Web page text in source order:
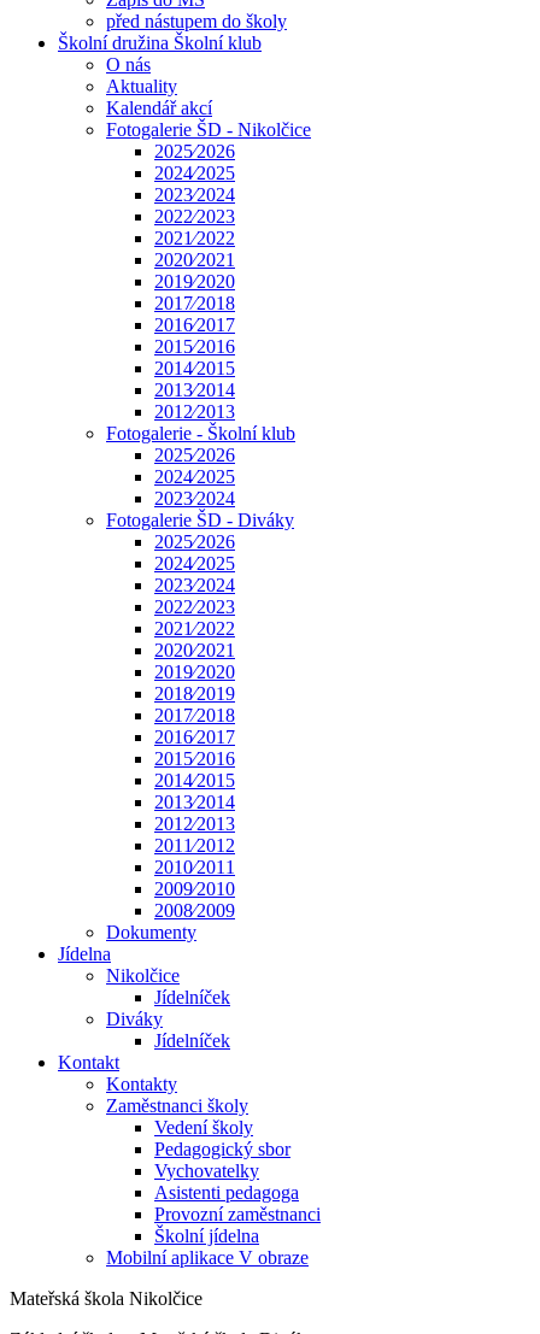
před nástupem do školy
Školní družina Školní klub
O nás
Aktuality
Kalendář akcí
Fotogalerie ŠD - Nikolčice
2025⁄2026
2024⁄2025
2023⁄2024
2022⁄2023
2021⁄2022
2020⁄2021
2019⁄2020
2017⁄2018
2016⁄2017
2015⁄2016
2014⁄2015
2013⁄2014
2012⁄2013
Fotogalerie - Školní klub
2025⁄2026
2024⁄2025
2023⁄2024
Fotogalerie ŠD - Diváky
2025⁄2026
2024⁄2025
2023⁄2024
2022⁄2023
2021⁄2022
2020⁄2021
2019⁄2020
2018⁄2019
2017⁄2018
2016⁄2017
2015⁄2016
2014⁄2015
2013⁄2014
2012⁄2013
2011⁄2012
2010⁄2011
2009⁄2010
2008⁄2009
Dokumenty
Jídelna
Nikolčice
Jídelníček
Diváky
Jídelníček
Kontakt
Kontakty
Zaměstnanci školy
Vedení školy
Pedagogický sbor
Vychovatelky
Asistenti pedagoga
Provozní zaměstnanci
Školní jídelna
Mobilní aplikace V obraze
Mateřská škola Nikolčice